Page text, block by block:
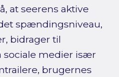
at seerens aktive
spændingsniveau,
bidrager til
sociale medier især
brugernes